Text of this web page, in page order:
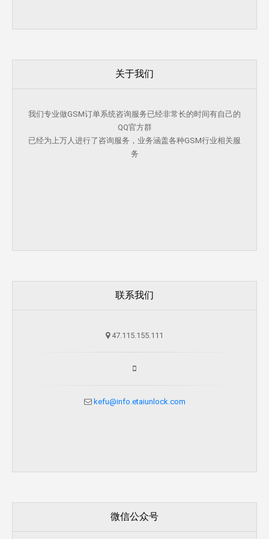
关于我们
我们专业做GSM订单系统咨询服务已经非常长的时间有自己的
QQ官方群
已经为上万人进行了咨询服务，业务涵盖各种GSM行业相关服
务
联系我们
47.115.155.111
kefu@info.etaiunlock.com
微信公众号